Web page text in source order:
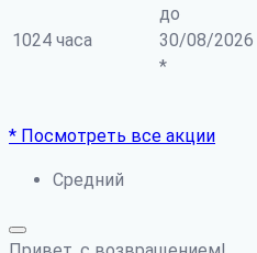
1024 часа
до
30/08/2026
*
* Посмотреть все акции
Средний